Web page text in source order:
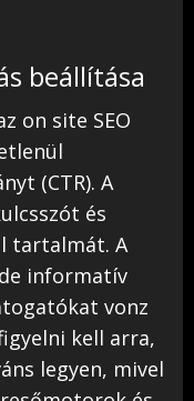
beállítása
on site SEO
(CTR). A
és
tartalmát. A
informatív
vonz
kell arra,
legyen, mivel